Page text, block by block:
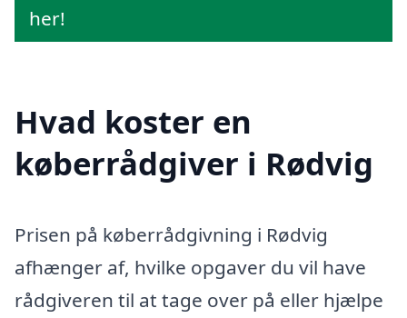
her!
Hvad koster en
køberrådgiver i Rødvig
Prisen på køberrådgivning i Rødvig
afhænger af, hvilke opgaver du vil have
rådgiveren til at tage over på eller hjælpe